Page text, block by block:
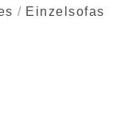
Einzelsofas